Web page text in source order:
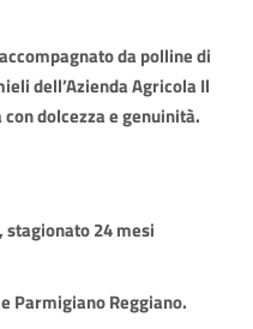
da polline di
dell’Azienda Agricola Il
dolcezza e genuinità.
stagionato 24 mesi
Parmigiano Reggiano.